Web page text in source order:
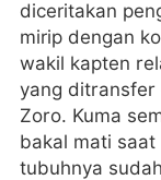
diceritakan
mirip dengan
wakil kapten
yang ditransfer
Zoro. Kuma
bakal mati
tubuhnya